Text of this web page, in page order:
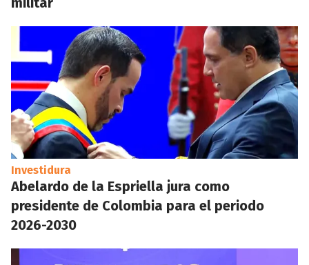
Investidura
Abelardo de la Espriella jura como
presidente de Colombia para el periodo
2026-2030